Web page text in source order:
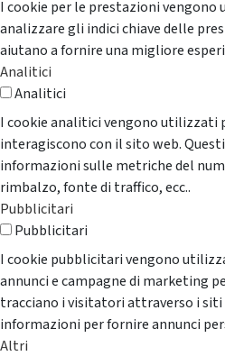
I cookie per le prestazioni
analizzare gli indici chiave delle
aiutano a fornire una migliore
Analitici
Analitici
I cookie analitici vengono utilizzati
interagiscono con il sito web.
informazioni sulle metriche del
rimbalzo, fonte di traffico, ecc..
Pubblicitari
Pubblicitari
I cookie pubblicitari vengono
annunci e campagne di marketing
tracciano i visitatori attraverso i siti
informazioni per fornire annunci
Altri